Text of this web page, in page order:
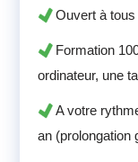
Ouvert à tous
Formation
ordinateur, une
A votre
an (prolongation